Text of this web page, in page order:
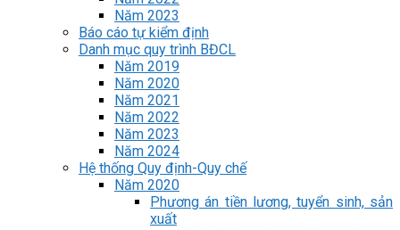
Năm 2023
Báo cáo tự kiểm định
Danh mục quy trình BĐCL
Năm 2019
Năm 2020
Năm 2021
Năm 2022
Năm 2023
Năm 2024
Hệ thống Quy định-Quy chế
Năm 2020
Phương án tiền lương, tuyển sinh, sản
xuất